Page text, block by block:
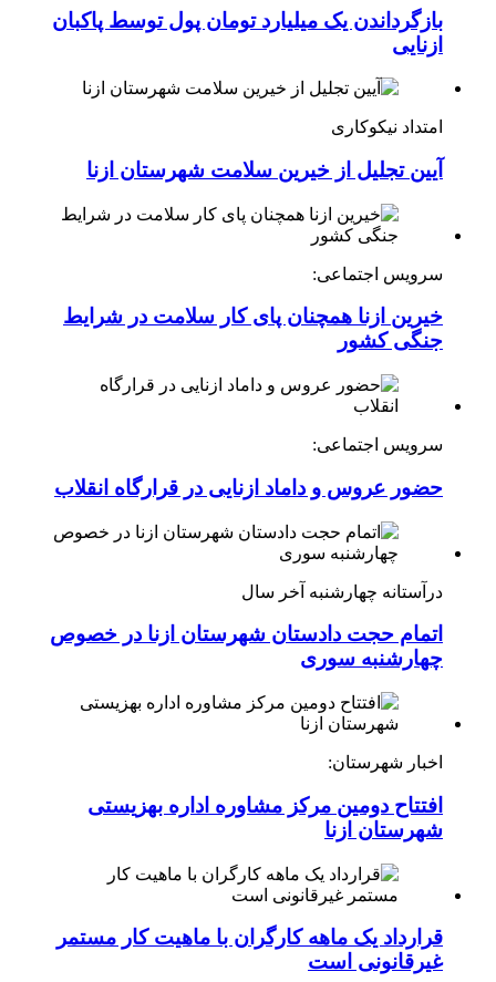
بازگرداندن یک میلیارد تومان پول توسط پاکبان
ازنایی
امتداد نیکوکاری
آیین تجلیل از خیرین سلامت شهرستان ازنا
سرویس اجتماعی:
خیرین ازنا همچنان پای کار سلامت در شرایط
جنگی کشور
سرویس اجتماعی:
حضور عروس و داماد ازنایی در قرارگاه انقلاب
درآستانه چهارشنبه آخر سال
اتمام حجت دادستان شهرستان ازنا در خصوص
چهارشنبه ‌سوری
اخبار شهرستان:
افتتاح دومین مرکز مشاوره اداره بهزیستی
شهرستان ازنا
قرارداد یک ماهه کارگران با ماهیت کار مستمر
غیرقانونی است